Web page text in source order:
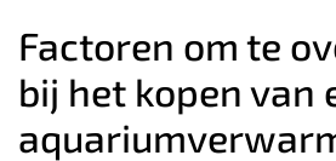
Factoren om te
bij het kopen van